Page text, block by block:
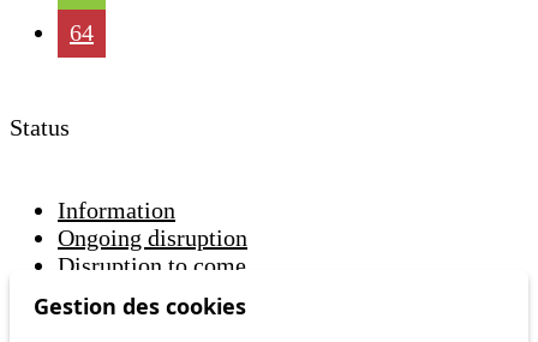
64
Status
Information
Ongoing disruption
Disruption to come
Reset filters
Gestion des cookies